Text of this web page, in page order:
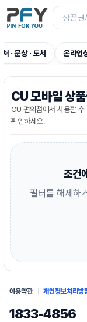
쳐 · 문상 · 도서 온라인
CU 모바일 상
CU 편의점에서 사용할
확인하세요.
조건
필터를 해제하
이용약관 개인정보처리방
1833-4856